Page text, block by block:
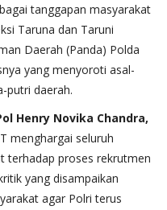
tanggapan masyarakat
Taruna dan Taruni
Daerah (Panda) Polda
yang menyoroti asal-
putri daerah.
Henry Novika Chandra,
menghargai seluruh
terhadap proses rekrutmen
yang disampaikan
agar Polri terus